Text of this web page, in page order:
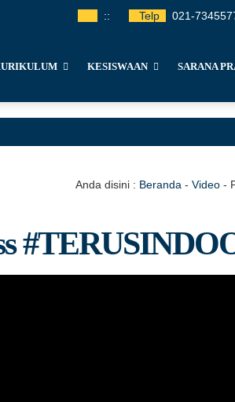
:: Telp 021-
KESISWAAN SARANA
Anda disini : Beranda - Video-